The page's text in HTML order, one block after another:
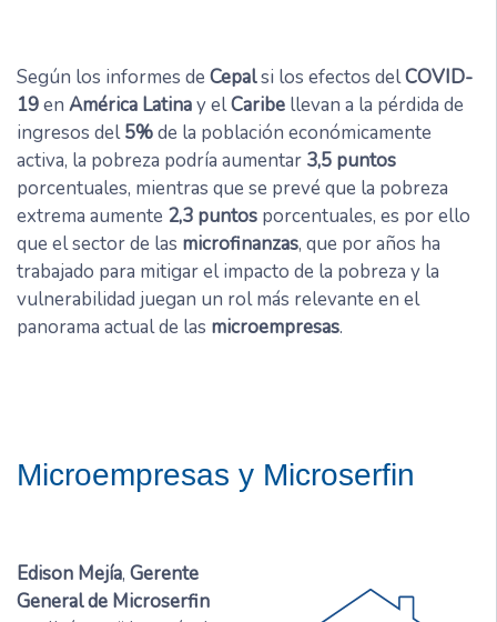
Según los informes de Cepalsi los efectos delCOVID-
19en América Latinay elCaribe llevan a la pérdida de
ingresos del5%de la población económicamente
activa, la pobreza podría aumentar 3,5 puntos
porcentuales, mientras que se prevé que la pobreza
extrema aumente 2,3 puntos porcentuales, es por ello
que el sector de las microfinanzas, que por años ha
trabajado para mitigar el impacto de la pobreza y la
vulnerabilidad juegan un rol más relevante en el
panorama actual de las microempresas.
Microempresas y Microserfin
Edison Mejía, Gerente
General de Microserfin